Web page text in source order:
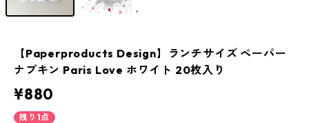
【Paperproducts Design】ランチサイズ ペーパー
ナプキン Paris Love ホワイト 20枚入り
¥880
残り1点